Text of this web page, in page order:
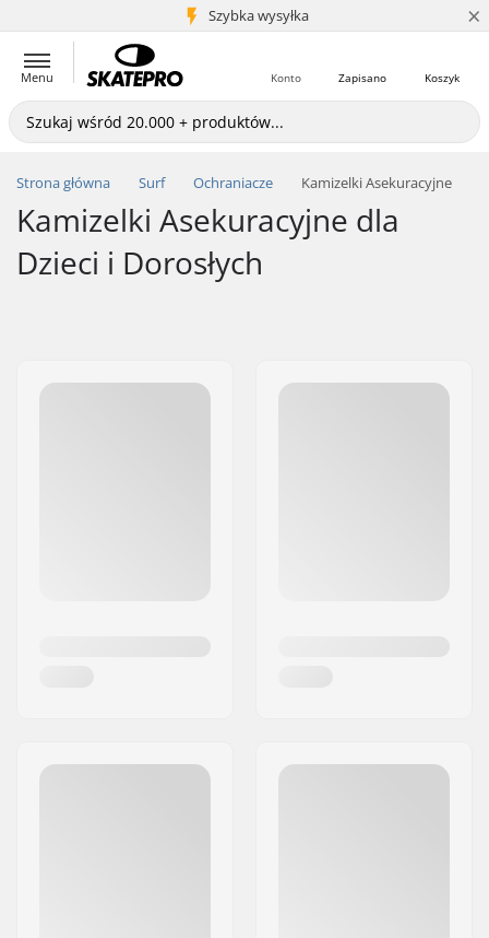
Szybka wysyłka
5+ mln klientów ×
Menu Koszyk
Zapisano
Konto
Strona główna Surf Ochraniacze Kamizelki Asekuracyjne
Kamizelki Asekuracyjne dla
Dzieci i Dorosłych